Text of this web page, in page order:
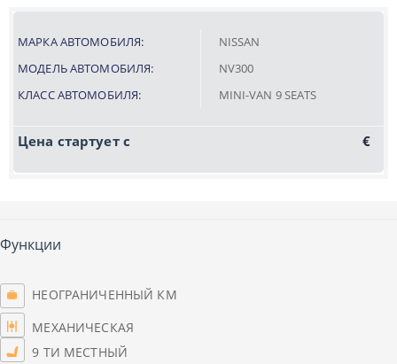
МАРКА АВТОМОБИЛЯ:
NISSAN
МОДЕЛЬ АВТОМОБИЛЯ:
NV300
КЛАСС АВТОМОБИЛЯ:
MINI-VAN 9 SEATS
Цена стартует с €
Функции
НЕОГРАНИЧЕННЫЙ КМ
МЕХАНИЧЕСКАЯ
9 ТИ МЕСТНЫЙ